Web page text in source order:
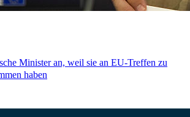
Minister an, weil sie an EU-Treffen zu
haben